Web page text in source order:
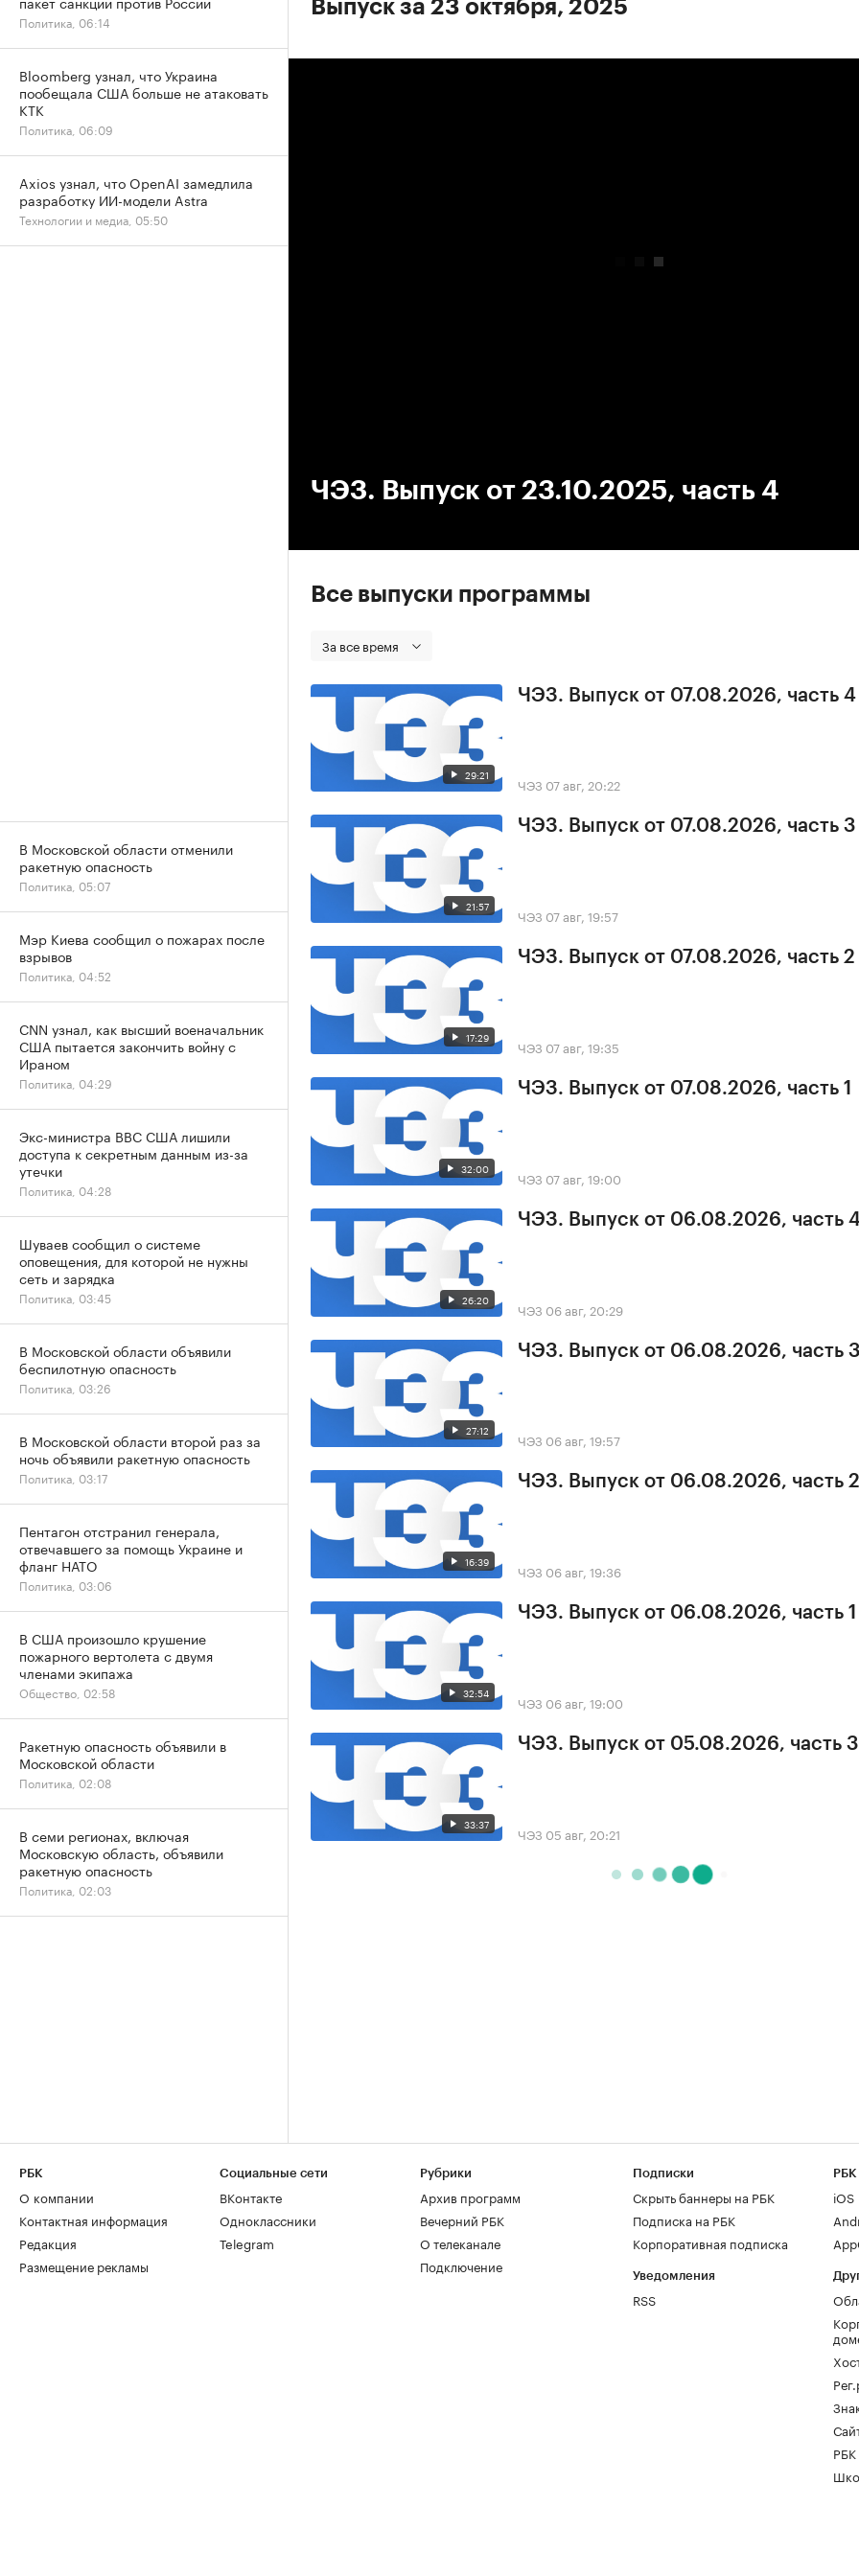
Выпуск за 23 октября, 2025
ЧЭЗ. Выпуск от 23.10.2025, часть 4
Все выпуски программы
За все время
29:21
ЧЭЗ. Выпуск от 07.08.2026, часть 4
ЧЭЗ 07 авг, 20:22
21:57
ЧЭЗ. Выпуск от 07.08.2026, часть 3
ЧЭЗ 07 авг, 19:57
17:29
ЧЭЗ. Выпуск от 07.08.2026, часть 2
ЧЭЗ 07 авг, 19:35
32:00
ЧЭЗ. Выпуск от 07.08.2026, часть 1
ЧЭЗ 07 авг, 19:00
26:20
ЧЭЗ. Выпуск от 06.08.2026, часть
ЧЭЗ 06 авг, 20:29
27:12
ЧЭЗ. Выпуск от 06.08.2026, часть
ЧЭЗ 06 авг, 19:57
16:39
ЧЭЗ. Выпуск от 06.08.2026, часть 2
ЧЭЗ 06 авг, 19:36
32:54
ЧЭЗ. Выпуск от 06.08.2026, часть 1
ЧЭЗ 06 авг, 19:00
33:37
ЧЭЗ. Выпуск от 05.08.2026, часть 3
ЧЭЗ 05 авг, 20:21
Политика, 06:14
Bloomberg узнал, что Украина
пообещала США больше не атаковать
КТК
Политика, 06:09
Axios узнал, что OpenAI замедлила
разработку ИИ-модели Astra
Технологии и медиа, 05:50
В Московской области отменили
ракетную опасность
Политика, 05:07
Мэр Киева сообщил о пожарах после
взрывов
Политика, 04:52
CNN узнал, как высший военачальник
США пытается закончить войну с
Ираном
Политика, 04:29
Экс-министра ВВС США лишили
доступа к секретным данным из-за
утечки
Политика, 04:28
Шуваев сообщил о системе
оповещения, для которой не нужны
сеть и зарядка
Политика, 03:45
В Московской области объявили
беспилотную опасность
Политика, 03:26
В Московской области второй раз за
ночь объявили ракетную опасность
Политика, 03:17
Пентагон отстранил генерала,
отвечавшего за помощь Украине и
фланг НАТО
Политика, 03:06
В США произошло крушение
пожарного вертолета с двумя
членами экипажа
Общество, 02:58
Ракетную опасность объявили в
Московской области
Политика, 02:08
В семи регионах, включая
Московскую область, объявили
ракетную опасность
Политика, 02:03
РБК
О компании
Контактная информация
Редакция
Размещение рекламы
Социальные сети
ВКонтакте
Одноклассники
Telegram
Рубрики
Архив программ
Вечерний РБК
О телеканале
Подключение
Подписки
Скрыть баннеры на РБК
Подписка на РБК
Корпоративная подписка
Уведомления
RSS
РБК
iOS